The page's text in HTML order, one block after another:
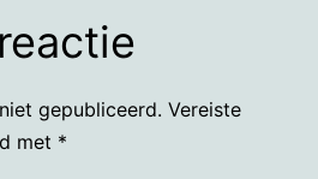
gepubliceerd. Vereiste
met *